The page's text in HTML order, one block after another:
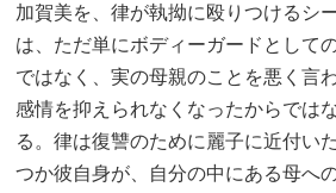
加賀美を、律が執拗に殴りつけるシ
は、ただ単にボディーガードとして
ではなく、実の母親のことを悪く言
感情を抑えられなくなったからでは
る。律は復讐のために麗子に近付い
つか彼自身が、自分の中にある母へ